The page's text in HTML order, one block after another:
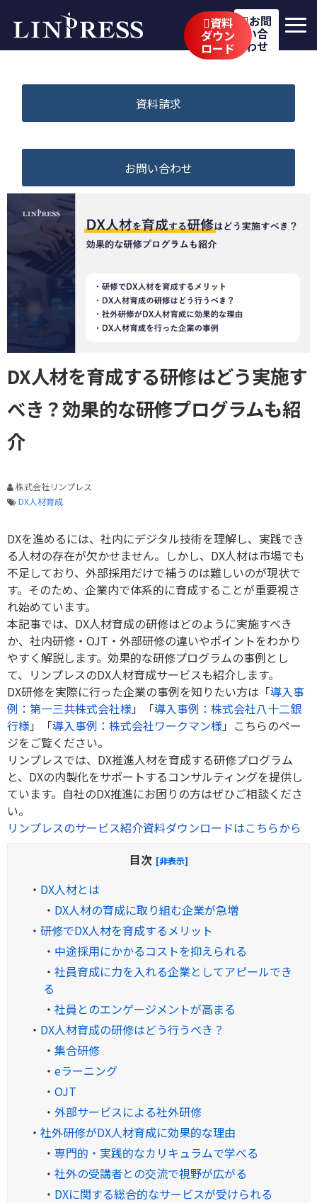
資料
ダウン
ロード
お問
い合
わせ
サービス
イベント・セミナー
ブログ
採用情報
資料請求
お問い合わせ
DX人材を育成する研修はどう実施す
べき？効果的な研修プログラムも紹
介
株式会社リンプレス
DX人材育成
DXを進めるには、社内にデジタル技術を理解し、実践でき
る人材の存在が欠かせません。しかし、 DX人材は市場でも
不足しており、外部採用だけで補うのは難しいのが現状で
す。そのため、企業内で体系的に育成することが重要視さ
れ始めています。
本記事では、 DX人材育成の研修はどのように実施すべき
か、社内研修・ OJT ・外部研修の違いやポイントをわかり
やすく解説します。効果的な研修プログラムの事例とし
て、リンプレスのDX人材育成サービスも紹介します。
DX研修を実際に行った企業の事例を知りたい方は「導入事
例：第一三共株式会社様」「導入事例：株式会社八十二銀
行様」「導入事例：株式会社ワークマン様」こちらのペー
ジをご覧ください。
リンプレスでは、DX推進人材を育成する研修プログラム
と、DXの内製化をサポートするコンサルティングを提供し
ています。自社のDX推進にお困りの方はぜひご相談くださ
い。
リンプレスのサービス紹介資料ダウンロードはこちらから
目次 [非表示]
・ DX人材とは
・ DX人材の育成に取り組む企業が急増
・ 研修でDX人材を育成するメリット
・ 中途採用にかかるコストを抑えられる
・ 社員育成に力を入れる企業としてアピールでき
る
・ 社員とのエンゲージメントが高まる
・ DX人材育成の研修はどう行うべき？
・ 集合研修
・ eラーニング
・ OJT
・ 外部サービスによる社外研修
・ 社外研修がDX人材育成に効果的な理由
・ 専門的・実践的なカリキュラムで学べる
・ 社外の受講者との交流で視野が広がる
・ DXに関する総合的なサービスが受けられる